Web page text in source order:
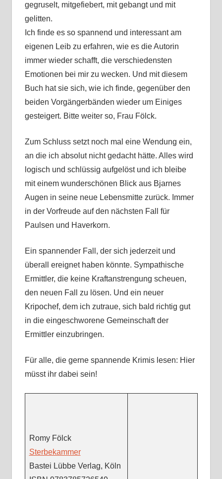
gegruselt, mitgefiebert, mit gebangt und mit
gelitten.
Ich finde es so spannend und interessant am
eigenen Leib zu erfahren, wie es die Autorin
immer wieder schafft, die verschiedensten
Emotionen bei mir zu wecken. Und mit diesem
Buch hat sie sich, wie ich finde, gegenüber den
beiden Vorgängerbänden wieder um Einiges
gesteigert. Bitte weiter so, Frau Fölck.
Zum Schluss setzt noch mal eine Wendung ein,
an die ich absolut nicht gedacht hätte. Alles wird
logisch und schlüssig aufgelöst und ich bleibe
mit einem wunderschönen Blick aus Bjarnes
Augen in seine neue Lebensmitte zurück. Immer
in der Vorfreude auf den nächsten Fall für
Paulsen und Haverkorn.
Ein spannender Fall, der sich jederzeit und
überall ereignet haben könnte. Sympathische
Ermittler, die keine Kraftanstrengung scheuen,
den neuen Fall zu lösen. Und ein neuer
Kripochef, dem ich zutraue, sich bald richtig gut
in die eingeschworene Gemeinschaft der
Ermittler einzubringen.
Für alle, die gerne spannende Krimis lesen: Hier
müsst ihr dabei sein!
Romy Fölck
Sterbekammer
Bastei Lübbe Verlag, Köln